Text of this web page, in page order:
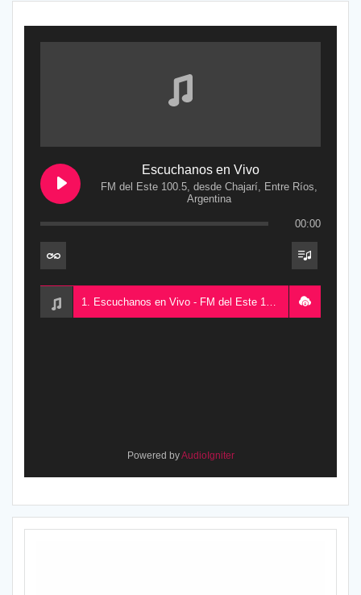
Escuchanos en Vivo
FM del Este 100.5, desde Chajarí, Entre Ríos,
Argentina
00:00
Powered byAudioIgniter